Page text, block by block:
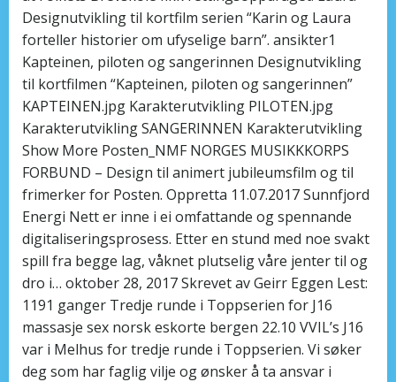
Designutvikling til kortfilm serien “Karin og Laura
forteller historier om ufyselige barn”. ansikter1
Kapteinen, piloten og sangerinnen Designutvikling
til kortfilmen “Kapteinen, piloten og sangerinnen”
KAPTEINEN.jpg Karakterutvikling PILOTEN.jpg
Karakterutvikling SANGERINNEN Karakterutvikling
Show More Posten_NMF NORGES MUSIKKKORPS
FORBUND – Design til animert jubileumsfilm og til
frimerker for Posten. Oppretta 11.07.2017 Sunnfjord
Energi Nett er inne i ei omfattande og spennande
digitaliseringsprosess. Etter en stund med noe svakt
spill fra begge lag, våknet plutselig våre jenter til og
dro i… oktober 28, 2017 Skrevet av Geirr Eggen Lest:
1191 ganger Tredje runde i Toppserien for J16
massasje sex norsk eskorte bergen 22.10 VVIL’s J16
var i Melhus for tredje runde i Toppserien. Vi søker
deg som har faglig vilje og ønsker å ta ansvar i